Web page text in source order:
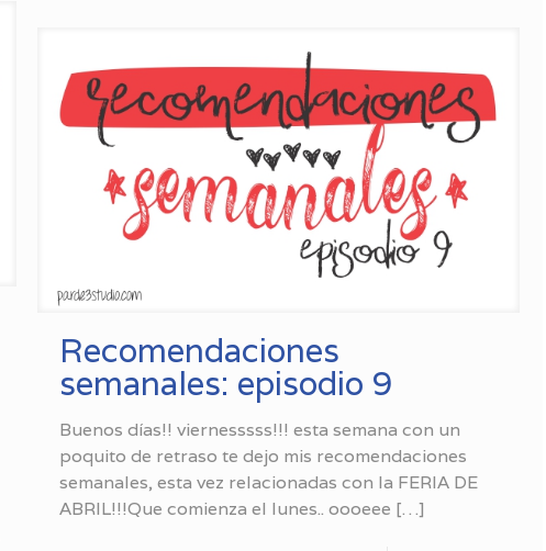
Recomendaciones
semanales: episodio 9
Buenos días!! viernesssss!!! esta semana con un
poquito de retraso te dejo mis recomendaciones
semanales, esta vez relacionadas con la FERIA DE
ABRIL!!!Que comienza el lunes.. oooeee […]